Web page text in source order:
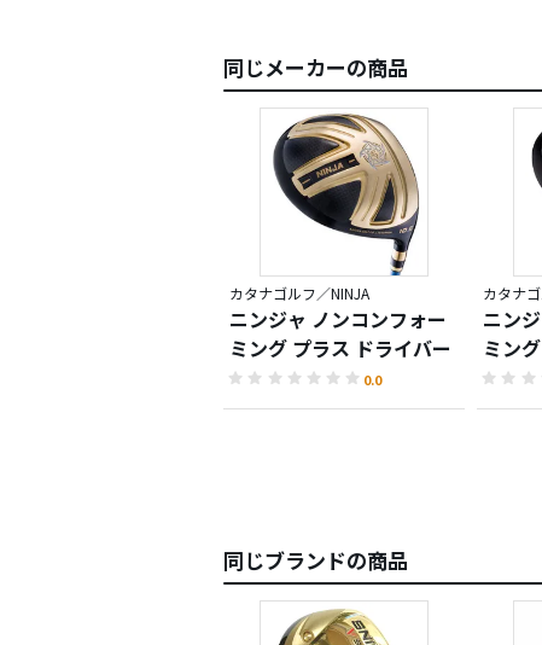
同じメーカーの商品
カタナゴルフ／NINJA
ニンジャ ノンコンフォー
ミング プラス ドライバー
0.0
カタナ
ニン
ミン
同じブランドの商品